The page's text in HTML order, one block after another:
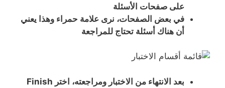
على صفحات الأسئلة
في بعض الصفحات، نرى علامة حمراء وهذا يعني
أن هناك أسئلة تحتاج للمراجعة
بعد الانتهاء من الاختبار ومراجعته، اختر Finish